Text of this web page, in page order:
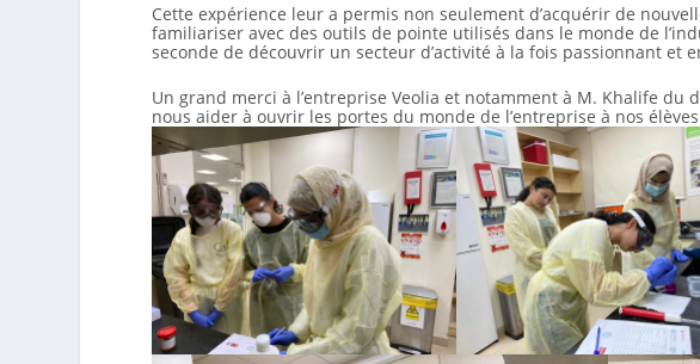
Cette expérience leur a permis non seulement d’acquérir de
familiariser avec des outils de pointe utilisés dans le monde de
seconde de découvrir un secteur d’activité à la fois passionnant et
Un grand merci à l’entreprise Veolia et notamment à M. Khalife
nous aider à ouvrir les portes du monde de l’entreprise à nos